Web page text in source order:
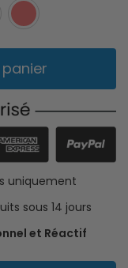
Marron
uniquement
sous 14 jours
et Réactif